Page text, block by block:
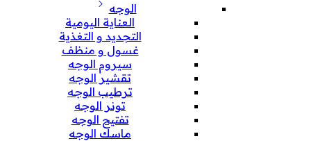
الوجه
العناية اليومية
التجديد و التغذية
غسول و منظف
سيروم الوجه
تقشير الوجه
ترطيب الوجه
تونر الوجه
تفتيح الوجه
ماسك الوجه